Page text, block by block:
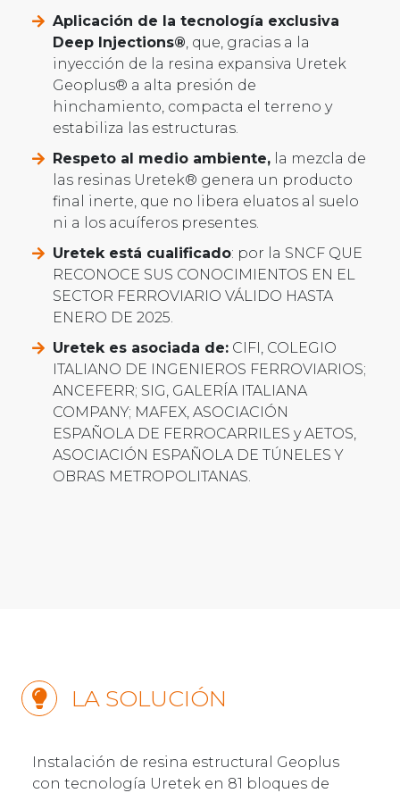
Aplicación de la tecnología exclusiva
Deep Injections® , que, gracias a la
inyección de la resina expansiva Uretek
Geoplus® a alta presión de
hinchamiento, compacta el terreno y
estabiliza las estructuras.
Respeto al medio ambiente, la mezcla de
las resinas Uretek® genera un producto
final inerte, que no libera eluatos al suelo
ni a los acuíferos presentes.
Uretek está cualificado: por la SNCF QUE
RECONOCE SUS CONOCIMIENTOS EN EL
SECTOR FERROVIARIO VÁLIDO HASTA
ENERO DE 2025.
Uretek es asociada de: CIFI, COLEGIO
ITALIANO DE INGENIEROS FERROVIARIOS;
ANCEFERR; SIG, GALERÍA ITALIANA
COMPANY; MAFEX, ASOCIACIÓN
ESPAÑOLA DE FERROCARRILES y AETOS,
ASOCIACIÓN ESPAÑOLA DE TÚNELES Y
OBRAS METROPOLITANAS.
LA SOLUCIÓN
Instalación de resina estructural Geoplus
con tecnología Uretek en 81 bloques de